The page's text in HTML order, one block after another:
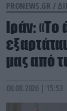
PRONEWS.GR /
Ιράν:
μας από
08.08.2026 | 15:53